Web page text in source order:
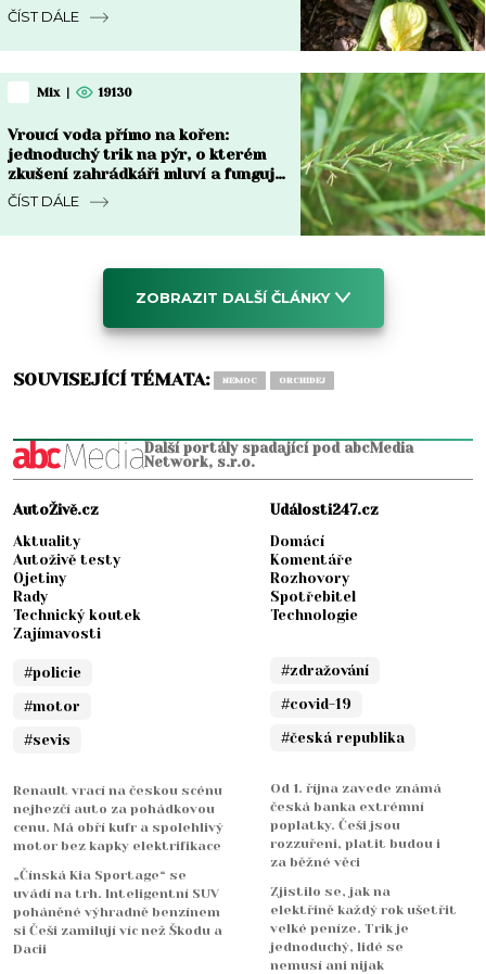
ČÍST DÁLE
Mix | 19130
Vroucí voda přímo na kořen:
jednoduchý trik na pýr, o kterém
zkušení zahrádkáři mluví a funguje
do týdne
ČÍST DÁLE
ZOBRAZIT DALŠÍ ČLÁNKY
SOUVISEJÍCÍ TÉMATA: NEMOC ORCHIDEJ
Další portály spadající pod abcMedia
Network, s.r.o.
AutoŽivě.cz
Aktuality
Autoživě testy
Ojetiny
Rady
Technický koutek
Zajímavosti
#policie
#motor
#sevis
Renault vrací na českou scénu
nejhezčí auto za pohádkovou
cenu. Má obří kufr a spolehlivý
motor bez kapky elektrifikace
„Čínská Kia Sportage“ se
uvádí na trh. Inteligentní SUV
poháněné výhradně benzínem
si Češi zamilují víc než Škodu a
Dacii
Události247.cz
Domácí
Komentáře
Rozhovory
Spotřebitel
Technologie
#zdražování
#covid-19
#česká republika
Od 1. října zavede známá
česká banka extrémní
poplatky. Češi jsou
rozzuřeni, platit budou i
za běžné věci
Zjistilo se, jak na
elektřině každý rok ušetřit
velké peníze. Trik je
jednoduchý, lidé se
nemusí ani nijak